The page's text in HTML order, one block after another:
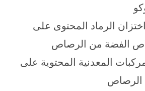
الرماد المحتوى على
الفضة من الرصاص
المعدنية المحتوية على